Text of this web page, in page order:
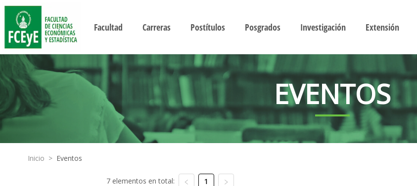
Facultad Carreras Postítulos Posgrados Investigación Extensión
EVENTOS
Inicio > Eventos
7 elementos en total: 1